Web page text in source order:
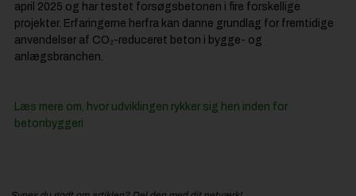
april 2025 og har testet forsøgsbetonen i fire forskellige
projekter. Erfaringerne herfra kan danne grundlag for fremtidige
anvendelser af CO₂-reduceret beton i bygge- og
anlægsbranchen.
Læs mere om, hvor udviklingen rykker sig hen inden for
betonbyggeri